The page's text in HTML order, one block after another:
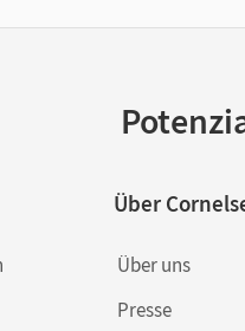
Über
Über uns
Presse